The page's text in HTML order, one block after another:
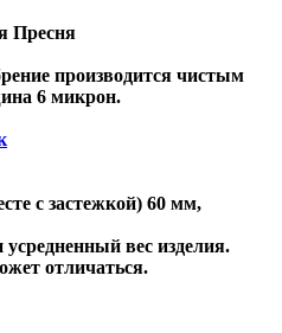
Пресня
производится чистым
6 микрон.
с застежкой) 60 мм,
усредненный вес изделия.
отличаться.